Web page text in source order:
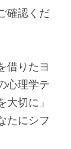
確認くだ
借りたヨ
心理学テ
切に」
たにシフ